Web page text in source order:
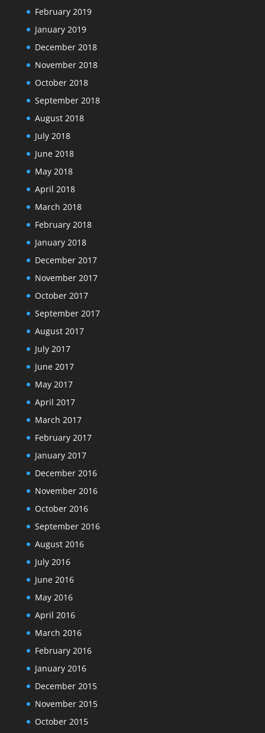
February 2019
January 2019
December 2018
November 2018
October 2018
September 2018
August 2018
July 2018
June 2018
May 2018
April 2018
March 2018
February 2018
January 2018
December 2017
November 2017
October 2017
September 2017
August 2017
July 2017
June 2017
May 2017
April 2017
March 2017
February 2017
January 2017
December 2016
November 2016
October 2016
September 2016
August 2016
July 2016
June 2016
May 2016
April 2016
March 2016
February 2016
January 2016
December 2015
November 2015
October 2015